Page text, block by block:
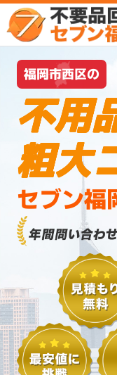
福岡市西区の
不用
粗大
セブン福